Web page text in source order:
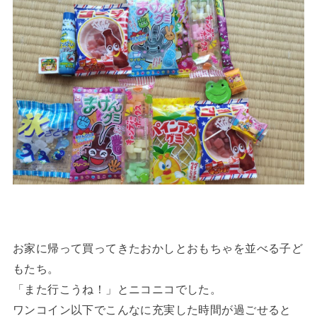
お家に帰って買ってきたおかしとおもちゃを並べる子ど
もたち。
「また行こうね！」とニコニコでした。
ワンコイン以下でこんなに充実した時間が過ごせると